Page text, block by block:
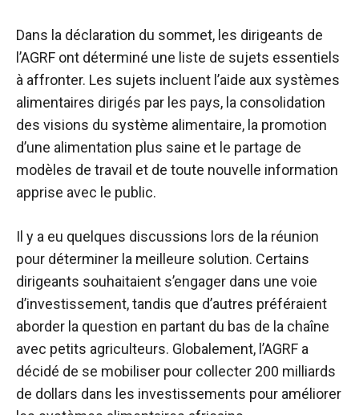
Dans la déclaration du sommet, les dirigeants de
l’AGRF ont déterminé une liste de sujets essentiels
à affronter. Les sujets incluent l’aide aux systèmes
alimentaires dirigés par les pays, la consolidation
des visions du système alimentaire, la promotion
d’une alimentation plus saine et le partage de
modèles de travail et de toute nouvelle information
apprise avec le public.
Il y a eu quelques discussions lors de la réunion
pour déterminer la meilleure solution. Certains
dirigeants souhaitaient s’engager dans une voie
d’investissement, tandis que d’autres préféraient
aborder la question en partant du bas de la chaîne
avec petits agriculteurs. Globalement, l’AGRF a
décidé de se mobiliser pour collecter 200 milliards
de dollars dans les investissements pour améliorer